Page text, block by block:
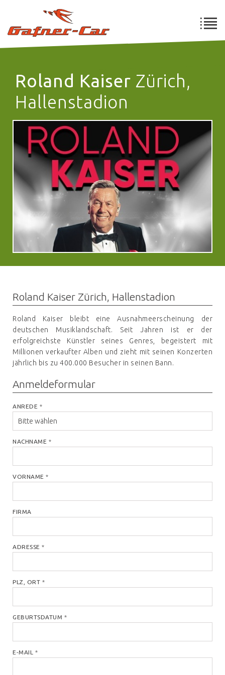
Roland Kaiser Zürich,
Hallenstadion
Roland Kaiser Zürich, Hallenstadion
Roland Kaiser bleibt eine Ausnahmeerscheinung der
deutschen Musiklandschaft. Seit Jahren ist er der
erfolgreichste Künstler seines Genres, begeistert mit
Millionen verkaufter Alben und zieht mit seinen Konzerten
jährlich bis zu 400.000 Besucher in seinen Bann.
Anmeldeformular
ANREDE *
NACHNAME *
VORNAME *
FIRMA
ADRESSE *
PLZ, ORT *
GEBURTSDATUM *
E-MAIL *